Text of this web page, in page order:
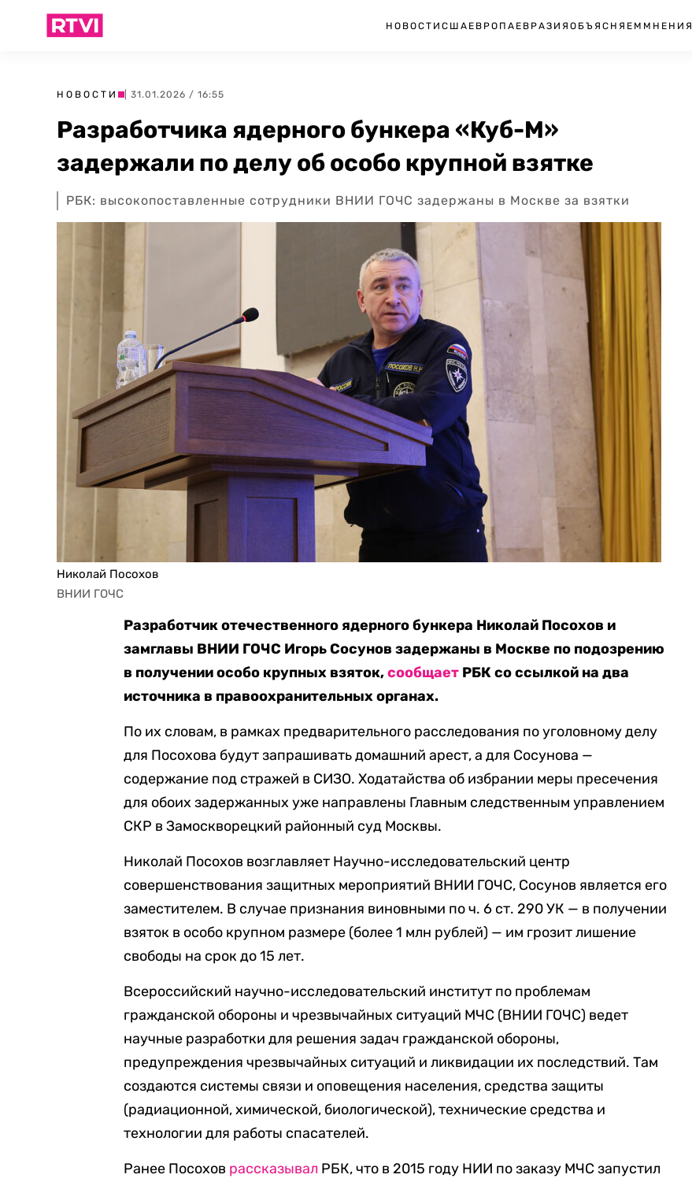
НОВОСТИ США ЕВРОПА ЕВРАЗИЯ ОБЪЯСНЯЕМ МНЕНИЯ
НОВОСТИ | 31.01.2026 / 16:55
Разработчика ядерного бункера «Куб-М»
задержали по делу об особо крупной взятке
РБК: высокопоставленные сотрудники ВНИИ ГОЧС задержаны в Москве за взятки
Николай Посохов
ВНИИ ГОЧС
Разработчик отечественного ядерного бункера Николай Посохов и
замглавы ВНИИ ГОЧС Игорь Сосунов задержаны в Москве по подозрению
в получении особо крупных взяток,сообщает РБК со ссылкой на два
источника в правоохранительных органах.
По их словам, в рамках предварительного расследования по уголовному делу
для Посохова будут запрашивать домашний арест, а для Сосунова —
содержание под стражей в СИЗО. Ходатайства об избрании меры пресечения
для обоих задержанных уже направлены Главным следственным управлением
СКР в Замоскворецкий районный суд Москвы.
Николай Посохов возглавляет Научно-исследовательский центр
совершенствования защитных мероприятий ВНИИ ГОЧС, Сосунов является его
заместителем. В случае признания виновными по ч. 6 ст. 290 УК — в получении
взяток в особо крупном размере (более 1 млн рублей) — им грозит лишение
свободы на срок до 15 лет.
Всероссийский научно-исследовательский институт по проблемам
гражданской обороны и чрезвычайных ситуаций МЧС (ВНИИ ГОЧС) ведет
научные разработки для решения задач гражданской обороны,
предупреждения чрезвычайных ситуаций и ликвидации их последствий. Там
создаются системы связи и оповещения населения, средства защиты
(радиационной, химической, биологической), технические средства и
технологии для работы спасателей.
Ранее Посохов рассказывал РБК, что в 2015 году НИИ по заказу МЧС запустил